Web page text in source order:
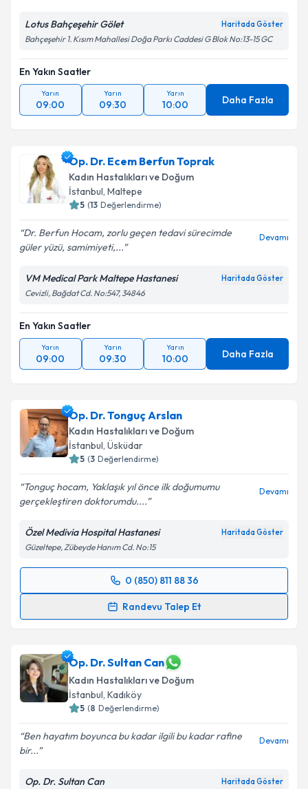
Lotus Bahçeşehir Gölet Haritada Göster
Bahçeşehir 1. Kısım Mahallesi Doğa Parkı Caddesi G Blok No:13-15 GC
En Yakın Saatler
Yarın
09:00
Yarın
09:30
Yarın
10:00 Daha Fazla
Op. Dr. Ecem Berfun Toprak
Kadın Hastalıkları ve Doğum
İstanbul, Maltepe
5 (13 Değerlendirme)
Dr. Berfun Hocam, zorlu geçen tedavi sürecimde
güler yüzü, samimiyeti,...
Devamı
VM Medical Park Maltepe Hastanesi Haritada Göster
Cevizli, Bağdat Cd. No:547, 34846
En Yakın Saatler
Yarın
09:00
Yarın
09:30
Yarın
10:00 Daha Fazla
Op. Dr. Tonguç Arslan
Kadın Hastalıkları ve Doğum
İstanbul, Üsküdar
5 (3 Değerlendirme)
Tonguç hocam, Yaklaşık yıl önce ilk doğumumu
gerçekleştiren doktorumdu....
Devamı
Özel Medivia Hospital Hastanesi Haritada Göster
Güzeltepe, Zübeyde Hanım Cd. No:15
0 (850) 811 88 36
Randevu Talep Et
Randevu Takvimi Talebi
takvim hazırlandığında e-posta ile bilgilendireceğiz.
E-posta Adresiniz
kapsamda işlenmesini kabul ediyorum.
Op. Dr. Sultan Can
Kadın Hastalıkları ve Doğum
İstanbul, Kadıköy
5 (8 Değerlendirme)
Ben hayatım boyunca bu kadar ilgili bu kadar rafine
bir...
Devamı
Op. Dr. Sultan Can Haritada Göster